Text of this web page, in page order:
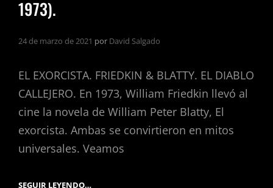
1973).
24 de marzo de 2021 por David Salgado
EL EXORCISTA. FRIEDKIN & BLATTY. EL DIABLO
CALLEJERO. En 1973, William Friedkin llevó al
cine la novela de William Peter Blatty, El
exorcista. Ambas se convirtieron en mitos
universales. Veamos
SEGUIR LEYENDO…EL